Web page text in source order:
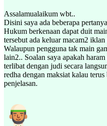
Assalamualaikum wbt..
Disini saya ada beberapa
Hukum berkenaan dapat duit
tersebut ada keluar macam2
Walaupun pengguna tak main
lain2.. Soalan saya apakah
terlibat dengan judi secara
redha dengan maksiat kalau
penjelasan.